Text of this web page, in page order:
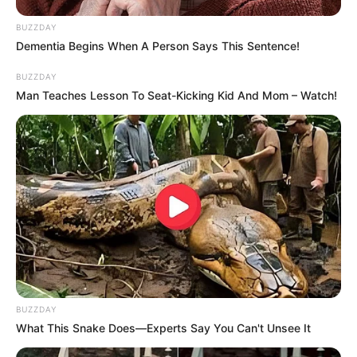
давление:
Погода на 10 дней от sinoptik.ua
Новини
Попит на нерухомість в Ужгороді зростає –
аналітика девелопера підтверджує
загальнонаціональний інтерес
У селі на Закарпатті жінки взялися засипати
джерело, з якого люди набирали питну воду: що
сталося? (фото, відео)
До $20 тисяч за «списання»: на Закарпатті
BUZZDAY
Dementia Begins When A Person Says This Sentence!
BUZZDAY
Man Teaches Lesson To Seat-Kicking Kid And Mom – Watch!
BUZZDAY
What This Snake Does—Experts Say You Can't Unsee It